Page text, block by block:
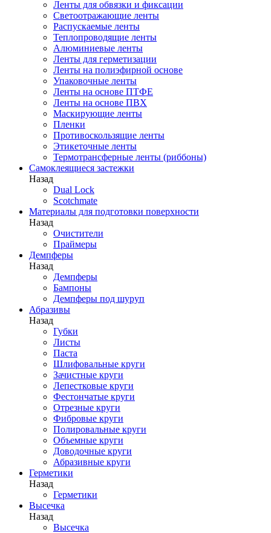
Ленты для обвязки и фиксации
Светоотражающие ленты
Распускаемые ленты
Теплопроводящие ленты
Алюминиевые ленты
Ленты для герметизации
Ленты на полиэфирной основе
Упаковочные ленты
Ленты на основе ПТФЕ
Ленты на основе ПВХ
Маскирующие ленты
Пленки
Противоскользящие ленты
Этикеточные ленты
Термотрансферные ленты (риббоны)
Cамоклеящиеся застежки
Назад
Dual Lock
Scotchmate
Материалы для подготовки поверхности
Назад
Очистители
Праймеры
Демпферы
Назад
Демпферы
Бампоны
Демпферы под шуруп
Абразивы
Назад
Губки
Листы
Паста
Шлифовальные круги
Зачистные круги
Лепестковые круги
Фестончатые круги
Отрезные круги
Фибровые круги
Полировальные круги
Объемные круги
Доводочные круги
Абразивные круги
Герметики
Назад
Герметики
Высечка
Назад
Высечка